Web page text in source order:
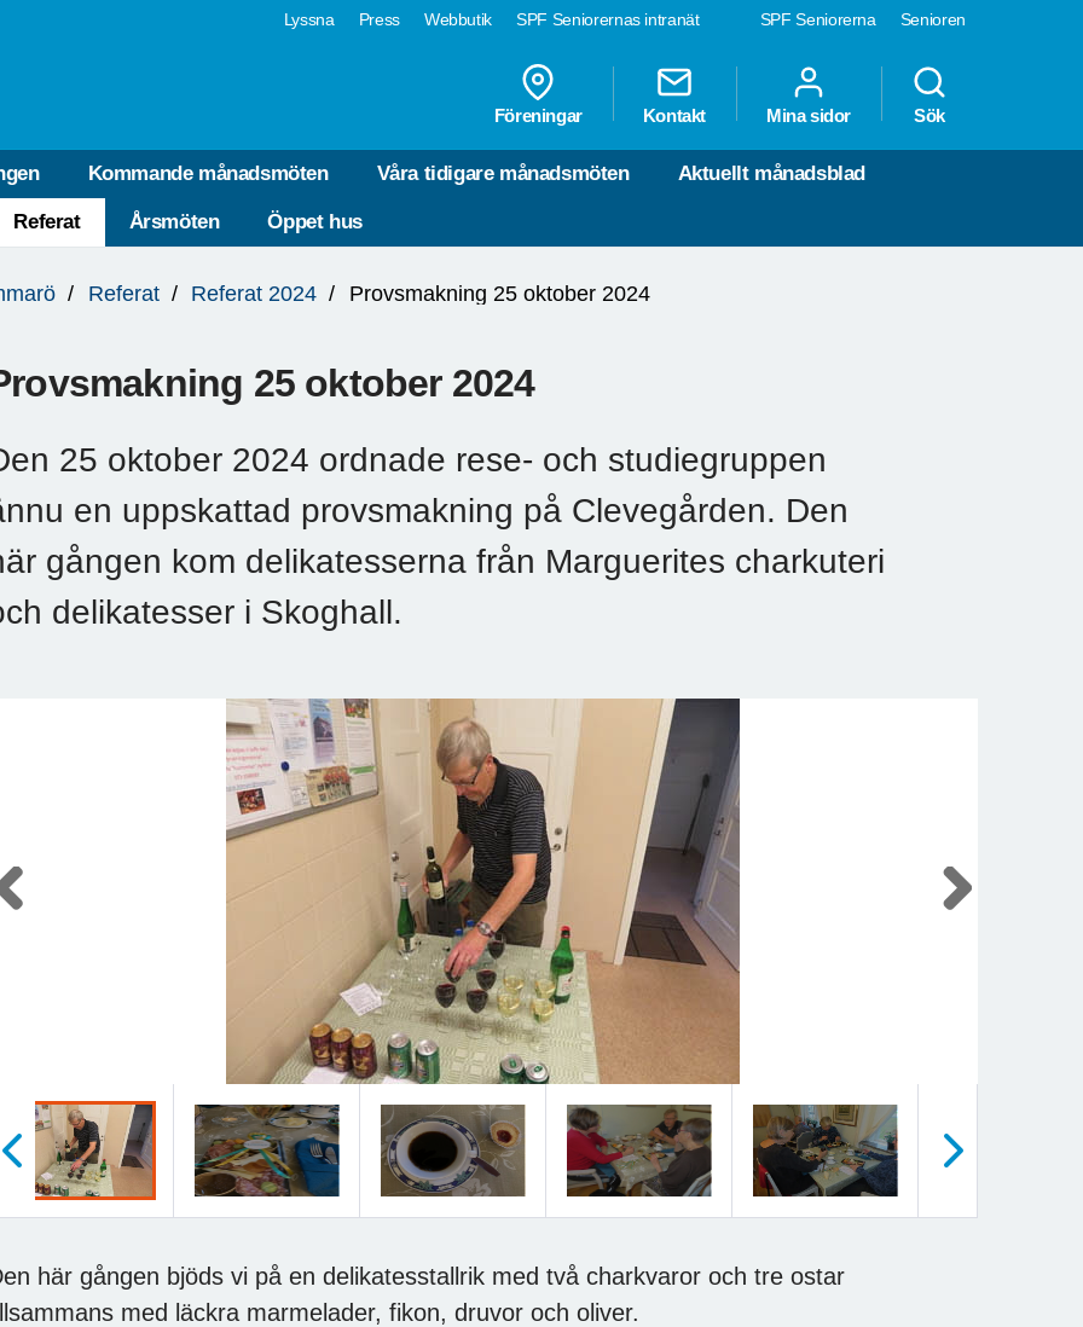
SPF Seniorerna Senioren
Lyssna Press Webbutik SPF Seniorernas intranät
Föreningar Kontakt Mina sidor Sök
Kommande månadsmöten Våra tidigare månadsmöten Aktuellt månadsblad
Referat Årsmöten Öppet hus
Referat Referat 2024 Provsmakning 25 oktober 2024
25 oktober 2024
25 oktober 2024 ordnade rese- och studiegruppen
en uppskattad provsmakning på Clevegården. Den
gången kom delikatesserna från Marguerites charkuteri
delikatesser i Skoghall.
här gången bjöds vi på en delikatesstallrik med två charkvaror och tre ostar
med läckra marmelader, fikon, druvor och oliver.